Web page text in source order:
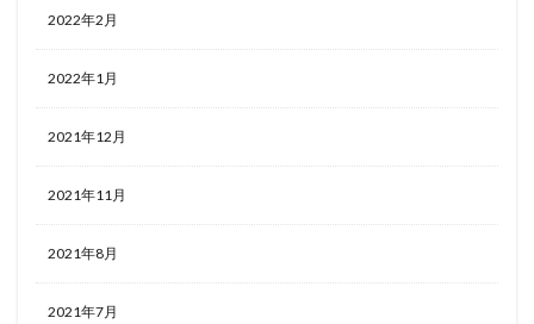
2022年2月
2022年1月
2021年12月
2021年11月
2021年8月
2021年7月